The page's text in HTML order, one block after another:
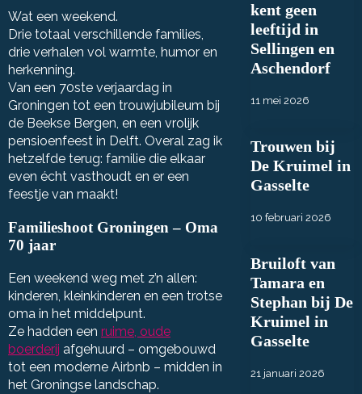
Wat een weekend.
Drie totaal verschillende families,
drie verhalen vol warmte, humor en
herkenning.
Van een 70ste verjaardag in
Groningen tot een trouwjubileum bij
de Beekse Bergen, en een vrolijk
pensioenfeest in Delft. Overal zag ik
hetzelfde terug: familie die elkaar
even écht vasthoudt en er een
feestje van maakt!
Familieshoot Groningen – Oma
70 jaar
Een weekend weg met z’n allen:
kinderen, kleinkinderen en een trotse
oma in het middelpunt.
Ze hadden een ruime, oude
boerderij afgehuurd – omgebouwd
tot een moderne Airbnb – midden in
het Groningse landschap.
kent geen
leeftijd in
Sellingen en
Aschendorf
11 mei 2026
Trouwen bij
De Kruimel in
Gasselte
10 februari 2026
Bruiloft van
Tamara en
Stephan bij De
Kruimel in
Gasselte
21 januari 2026